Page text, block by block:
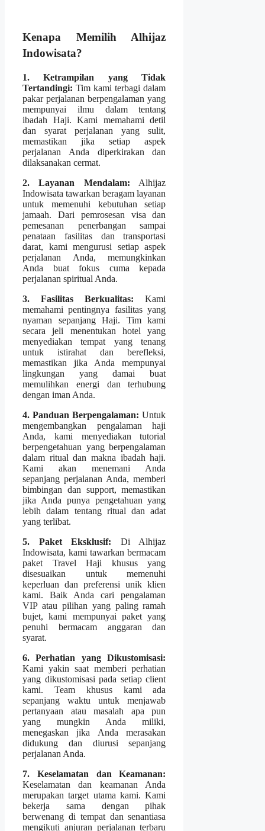
Kenapa Memilih Alhijaz
Indowisata?
1. Ketrampilan yang Tidak
Tertandingi: Tim kami terbagi dalam
pakar perjalanan berpengalaman yang
mempunyai ilmu dalam tentang
ibadah Haji. Kami memahami detil
dan syarat perjalanan yang sulit,
memastikan jika setiap aspek
perjalanan Anda diperkirakan dan
dilaksanakan cermat.
2. Layanan Mendalam: Alhijaz
Indowisata tawarkan beragam layanan
untuk memenuhi kebutuhan setiap
jamaah. Dari pemrosesan visa dan
pemesanan penerbangan sampai
penataan fasilitas dan transportasi
darat, kami mengurusi setiap aspek
perjalanan Anda, memungkinkan
Anda buat fokus cuma kepada
perjalanan spiritual Anda.
3. Fasilitas Berkualitas: Kami
memahami pentingnya fasilitas yang
nyaman sepanjang Haji. Tim kami
secara jeli menentukan hotel yang
menyediakan tempat yang tenang
untuk istirahat dan berefleksi,
memastikan jika Anda mempunyai
lingkungan yang damai buat
memulihkan energi dan terhubung
dengan iman Anda.
4. Panduan Berpengalaman: Untuk
mengembangkan pengalaman haji
Anda, kami menyediakan tutorial
berpengetahuan yang berpengalaman
dalam ritual dan makna ibadah haji.
Kami akan menemani Anda
sepanjang perjalanan Anda, memberi
bimbingan dan support, memastikan
jika Anda punya pengetahuan yang
lebih dalam tentang ritual dan adat
yang terlibat.
5. Paket Eksklusif: Di Alhijaz
Indowisata, kami tawarkan bermacam
paket Travel Haji khusus yang
disesuaikan untuk memenuhi
keperluan dan preferensi unik klien
kami. Baik Anda cari pengalaman
VIP atau pilihan yang paling ramah
bujet, kami mempunyai paket yang
penuhi bermacam anggaran dan
syarat.
6. Perhatian yang Dikustomisasi:
Kami yakin saat memberi perhatian
yang dikustomisasi pada setiap client
kami. Team khusus kami ada
sepanjang waktu untuk menjawab
pertanyaan atau masalah apa pun
yang mungkin Anda miliki,
menegaskan jika Anda merasakan
didukung dan diurusi sepanjang
perjalanan Anda.
7. Keselamatan dan Keamanan:
Keselamatan dan keamanan Anda
merupakan target utama kami. Kami
bekerja sama dengan pihak
berwenang di tempat dan senantiasa
mengikuti anjuran perjalanan terbaru